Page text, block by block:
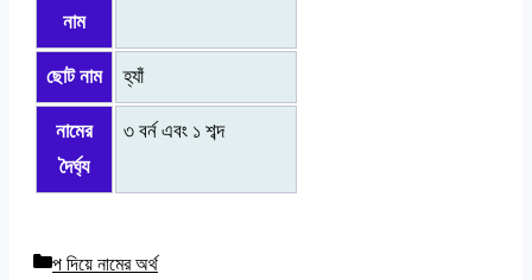
নাম
ছোট নাম হ্যাঁ
নামের
দৈর্ঘ্য
৩ বর্ন এবং ১ শব্দ
Categories
প দিয়ে নামের অর্থ